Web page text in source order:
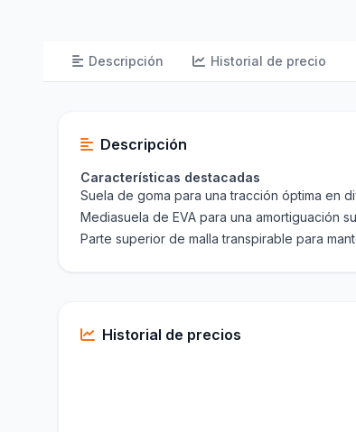
Descripción Historial de precio
Descripción
Características destacadas
Suela de goma para una tracción óptima en
Mediasuela de EVA para una amortiguación
Parte superior de malla transpirable para
Historial de precios